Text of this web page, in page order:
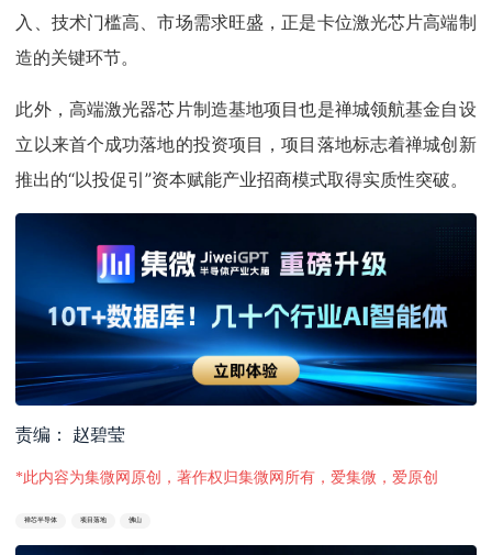
入、技术门槛高、市场需求旺盛，正是卡位激光芯片高端制
造的关键环节。
此外，高端激光器芯片制造基地项目也是禅城领航基金自设
立以来首个成功落地的投资项目，项目落地标志着禅城创新
推出的“以投促引”资本赋能产业招商模式取得实质性突破。
责编： 赵碧莹
*此内容为集微网原创，著作权归集微网所有，爱集微，爱原创
禅芯半导体 项目落地 佛山